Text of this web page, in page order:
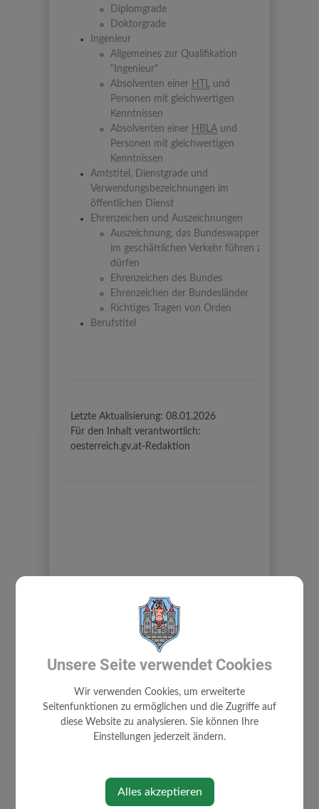
Diplomgrade
Doktorgrade
Ingenieur
Allgemeines zur Qualifikation
"Ingenieur"
Absolventen einer HTL und
Personen mit gleichwertigen
Kenntnissen
Absolventen einer HBLA und
Personen mit gleichwertigen
Kenntnissen
Amtstitel, Dienstgrade und
Verwendungsbezeichnungen im
öffentlichen Dienst
Ehrenzeichen und Auszeichnungen
Auszeichnung, das Bundeswappen
im geschäftlichen Verkehr führen zu
dürfen
Ehrenzeichen des Bundes
Ehrenzeichen der Bundesländer
Richtiges Tragen von Orden
Berufstitel
Letzte Aktualisierung: 08.01.2026
Für den Inhalt verantwortlich:
oesterreich.gv.at-Redaktion
SPRECHZEITEN
UNWETTER - ZIVILSCHUTZ
ABGABEN/GEBÜHREN
FINANZ ONLINE
Unsere Seite verwendet Cookies
Wir verwenden Cookies, um erweiterte
Seitenfunktionen zu ermöglichen und die Zugriffe auf
diese Website zu analysieren. Sie können Ihre
Einstellungen jederzeit ändern.
Alles akzeptieren